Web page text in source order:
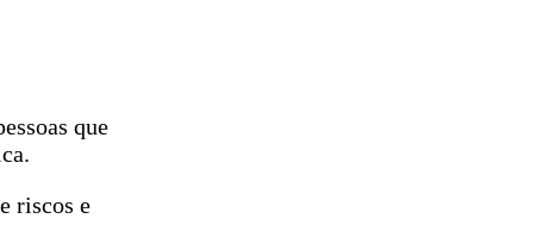
que
riscos e